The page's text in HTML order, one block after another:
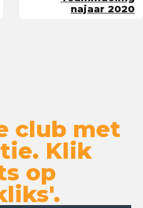
najaar 2020
club met
Klik
op